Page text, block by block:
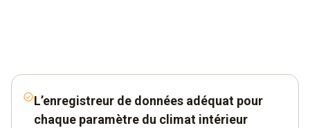
L’enregistreur de données adéquat pour
chaque paramètre du climat intérieur